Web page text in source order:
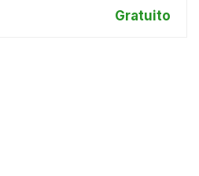
Gratuito